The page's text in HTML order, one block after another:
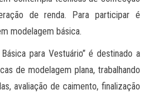
de renda. Para participar é
modelagem básica.
para Vestuário” é destinado a
de modelagem plana, trabalhando
avaliação de caimento, finalização